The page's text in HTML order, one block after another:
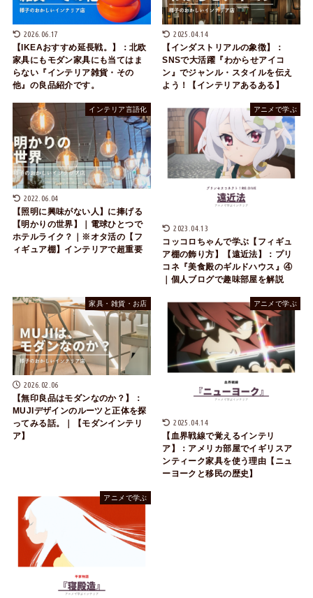
2026.06.17
【IKEAおすすめ延長戦。】：北欧
家具にもモダン家具にも当てはま
らない『インテリア雑貨・その
他』の良品紹介です。
2025.04.14
【インダストリアルの象徴】：
SNSで大活躍『わからせアイコ
ン』でジャンル・スタイルを伝え
よう！【インテリアあるある】
インテリア言語化
2022.06.04
【照明に興味がない人】に捧げる
【明かりの世界】｜電球ひとつで
ホテルライク？｜※オタ活の【フ
ィギュア棚】インテリアで超重要
アニメで学ぶ
2023.04.13
コッコロちゃんで学ぶ【フィギュ
ア棚の飾り方】【遠近法】：プリ
コネ『美食殿のギルドハウス』④
｜個人ブログで趣味部屋を解説
家具・雑貨・お店
2026.02.06
【無印良品はモダンなのか？】：
MUJIデザインのルーツと正体を探
ってみる話。｜【モダンインテリ
ア】
アニメで学ぶ
2025.04.14
【血界戦線で覚えるインテリ
ア】：アメリカ部屋でイギリスア
ンティーク家具を使う理由【ニュ
ーヨークと移民の歴史】
アニメで学ぶ